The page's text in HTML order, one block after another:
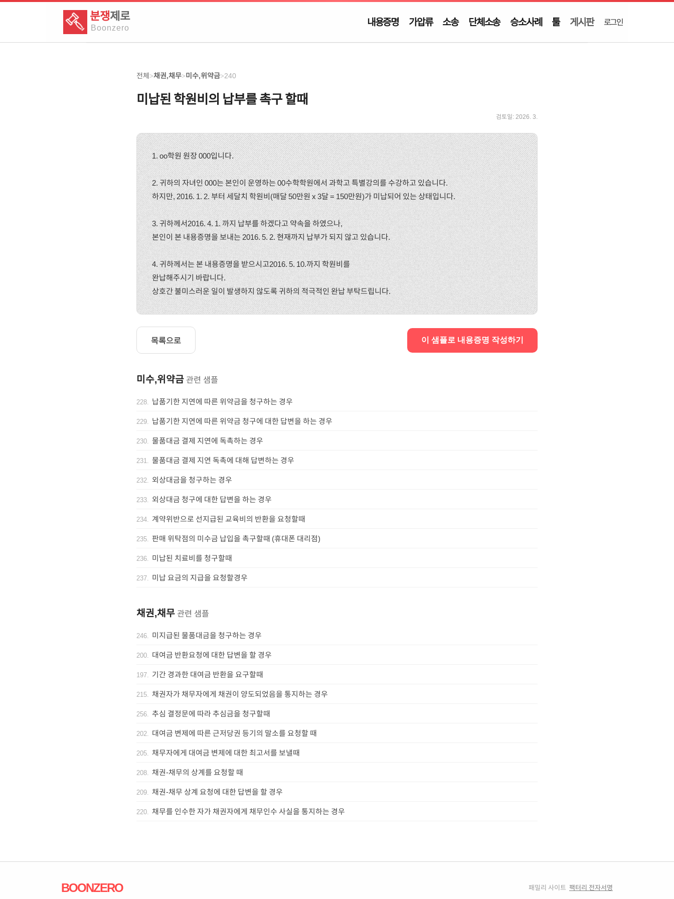
분쟁제로
Boonzero 내용증명 가압류 소송 단체소송 승소사례 툴 게시판 로그인
전체>채권,채무>미수,위약금>240
미납된 학원비의 납부를 촉구 할때
검토일:2026. 3.
1. oo학원 원장 000입니다.
2. 귀하의 자녀인 000는 본인이 운영하는 00수학학원에서 과학고 특별강의를 수강하고 있습니다.
하지만, 2016. 1. 2. 부터 세달치 학원비(매달 50만원 x 3달 = 150만원)가 미납되어 있는 상태입니다.
3. 귀하께서2016. 4. 1. 까지 납부를 하겠다고 약속을 하였으나,
본인이 본 내용증명을 보내는 2016. 5. 2. 현재까지 납부가 되지 않고 있습니다.
4. 귀하께서는 본 내용증명을 받으시고2016. 5. 10.까지 학원비를
완납해주시기 바랍니다.
상호간 불미스러운 일이 발생하지 않도록 귀하의 적극적인 완납 부탁드립니다.
목록으로 이 샘플로 내용증명 작성하기
미수,위약금 관련 샘플
228. 납품기한 지연에 따른 위약금을 청구하는 경우
229. 납품기한 지연에 따른 위약금 청구에 대한 답변을 하는 경우
230. 물품대금 결제 지연에 독촉하는 경우
231. 물품대금 결제 지연 독촉에 대해 답변하는 경우
232. 외상대금을 청구하는 경우
233. 외상대금 청구에 대한 답변을 하는 경우
234. 계약위반으로 선지급된 교육비의 반환을 요청할때
235. 판매 위탁점의 미수금 납입을 촉구할때 (휴대폰 대리점)
236. 미납된 치료비를 청구할때
237. 미납 요금의 지급을 요청할경우
채권,채무 관련 샘플
246. 미지급된 물품대금을 청구하는 경우
200. 대여금 반환요청에 대한 답변을 할 경우
197. 기간 경과한 대여금 반환을 요구할때
215. 채권자가 채무자에게 채권이 양도되었음을 통지하는 경우
256. 추심 결정문에 따라 추심금을 청구할때
202. 대여금 변제에 따른 근저당권 등기의 말소를 요청할 때
205. 채무자에게 대여금 변제에 대한 최고서를 보낼때
208. 채권-채무의 상계를 요청할 때
209. 채권-채무 상계 요청에 대한 답변을 할 경우
220. 채무를 인수한 자가 채권자에게 채무인수 사실을 통지하는 경우
BOONZERO 패밀리 사이트 팩터리 전자서명